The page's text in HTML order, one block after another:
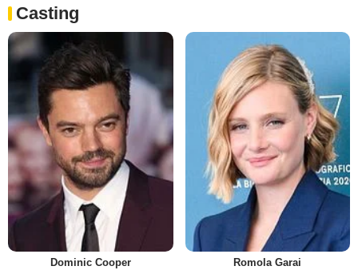
Casting
Dominic Cooper Romola Garai